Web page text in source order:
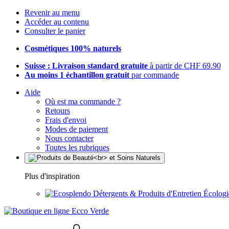
Revenir au menu
Accéder au contenu
Consulter le panier
Cosmétiques 100% naturels
Suisse : Livraison standard gratuite à partir de CHF 69.90
Au moins 1 échantillon gratuit par commande
Aide
Où est ma commande ?
Retours
Frais d'envoi
Modes de paiement
Nous contacter
Toutes les rubriques
Plus d'inspiration
Détergents & Produits d'Entretien